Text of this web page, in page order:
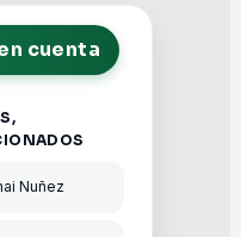
cuenta
Nuñez